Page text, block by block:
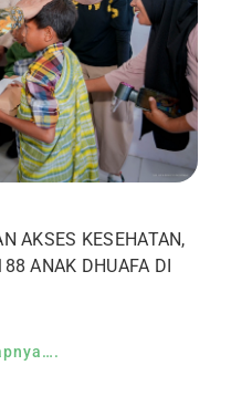
AKSES KESEHATAN,
ANAK DHUAFA DI